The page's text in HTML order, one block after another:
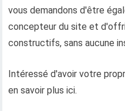
vous demandons d'être
concepteur du site et
constructifs, sans aucune
Intéressé d'avoir votre
en savoir plus ici.